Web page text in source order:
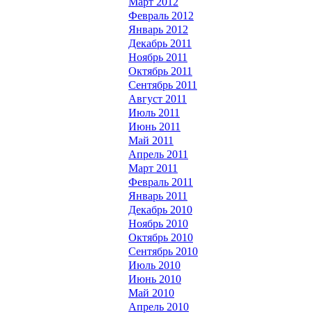
Февраль 2012
Январь 2012
Декабрь 2011
Ноябрь 2011
Октябрь 2011
Сентябрь 2011
Август 2011
Июль 2011
Июнь 2011
Май 2011
Апрель 2011
Март 2011
Февраль 2011
Январь 2011
Декабрь 2010
Ноябрь 2010
Октябрь 2010
Сентябрь 2010
Июль 2010
Июнь 2010
Май 2010
Апрель 2010